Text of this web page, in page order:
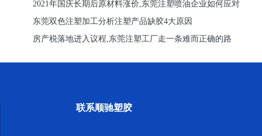
2021年国庆长期后原材料涨价,东莞注塑喷油企业如何应对
东莞双色注塑加工分析注塑产品缺胶4大原因
房产税落地进入议程,东莞注塑工厂走一条难而正确的路
联系顺驰塑胶